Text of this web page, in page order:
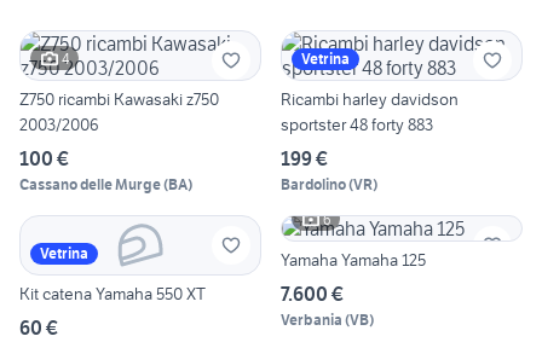
4
Z750 ricambi Kawasaki z750
2003/2006
100 €
Cassano delle Murge(BA)
Vetrina
Ricambi harley davidson
sportster 48 forty 883
199 €
Bardolino(VR)
Vetrina
Kit catena Yamaha 550 XT
60 €
6
Yamaha Yamaha 125
7.600 €
Verbania (VB)